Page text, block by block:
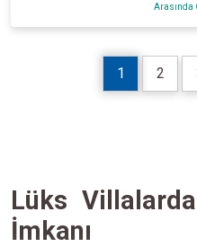
Arasında
1 2
Lüks
İmkanı